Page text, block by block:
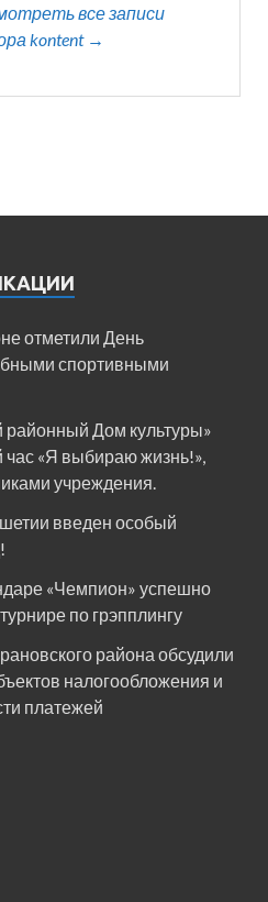
все записи
kontent →
отметили День
спортивными
районный Дом культуры»
час «Я выбираю жизнь!»,
учреждения.
введен особый
«Чемпион» успешно
по грэпплингу
района обсудили
налогообложения и
платежей